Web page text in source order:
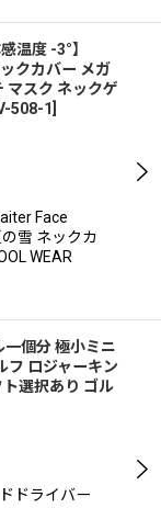
温度 -3°】
クカバー メガ
マスク ネックゲ
508-1
Face
雪 ネックカ
WEAR
一個分 極小ミニ
フ ロジャーキン
選択あり ゴル
ドライバー